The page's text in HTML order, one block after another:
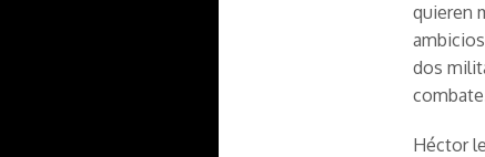
quieren
dos
Héctor